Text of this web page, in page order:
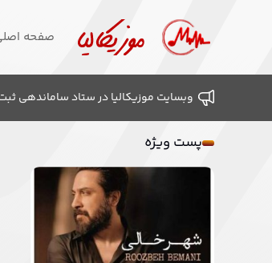
صفحه
وبسایت موزیکالیا در ستاد ساماندهی
پست ویژه